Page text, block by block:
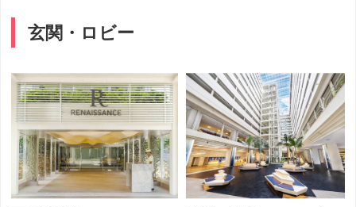
玄関・ロビー